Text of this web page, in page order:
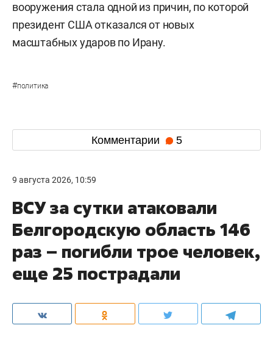
вооружения стала одной из причин, по которой
президент США отказался от новых
масштабных ударов по Ирану.
#политика
Комментарии 5
9 августа 2026, 10:59
ВСУ за сутки атаковали
Белгородскую область 146
раз – погибли трое человек,
еще 25 пострадали